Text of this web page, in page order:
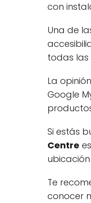
con
Una de
todas las
La
Google
Si estás
Centre
Te
conocer